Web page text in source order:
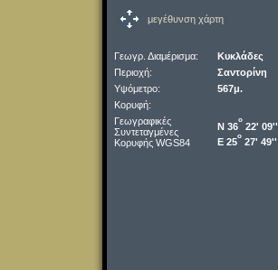
μεγέθυνση χάρτη
Γεωγρ. Διαμέρισμα:
Κυκλάδες
Περιοχή:
Σαντορίνη
Υψόμετρο:
567μ.
Κορυφή:
Γεωγραφικές
Συντεταγμένες
Κορυφής WGS84
Ν 36
o
22' 09''
Ε 25
o
27' 49''